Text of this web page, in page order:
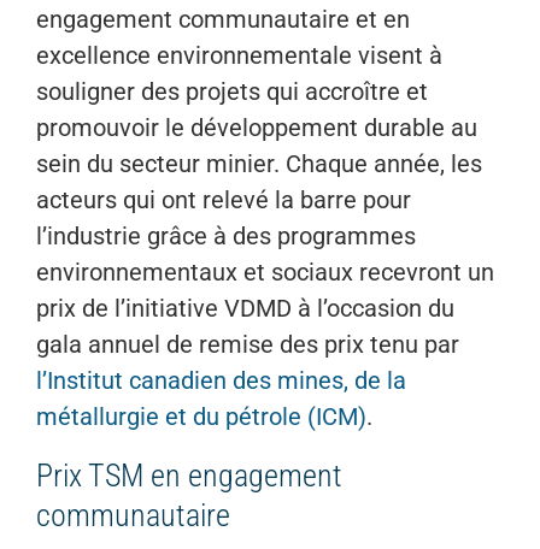
engagement communautaire et en
excellence environnementale visent à
souligner des projets qui accroître et
promouvoir le développement durable au
sein du secteur minier. Chaque année, les
acteurs qui ont relevé la barre pour
l’industrie grâce à des programmes
environnementaux et sociaux recevront un
prix de l’initiative VDMD à l’occasion du
gala annuel de remise des prix tenu par
l’Institut canadien des mines, de la
métallurgie et du pétrole (ICM).
Prix TSM en engagement
communautaire